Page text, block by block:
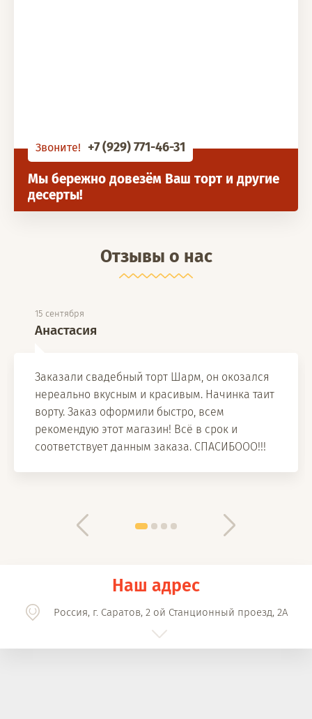
Звоните! +7 (929) 771-46-31
Мы бережно довезём Ваш торт и другие
десерты!
Отзывы о нас
15 сентября
Анастасия
Заказали свадебный торт Шарм, он окозался
нереально вкусным и красивым. Начинка таит
ворту. Заказ оформили быстро, всем
рекомендую этот магазин! Всё в срок и
соответствует данным заказа. СПАСИБООО!!!
Наш адрес
Россия, г. Саратов, 2 ой Станционный проезд, 2А